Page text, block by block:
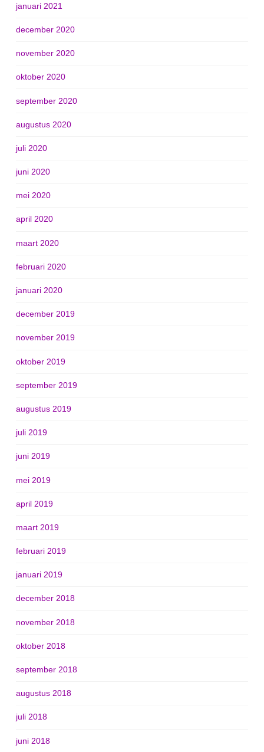
januari 2021
december 2020
november 2020
oktober 2020
september 2020
augustus 2020
juli 2020
juni 2020
mei 2020
april 2020
maart 2020
februari 2020
januari 2020
december 2019
november 2019
oktober 2019
september 2019
augustus 2019
juli 2019
juni 2019
mei 2019
april 2019
maart 2019
februari 2019
januari 2019
december 2018
november 2018
oktober 2018
september 2018
augustus 2018
juli 2018
juni 2018